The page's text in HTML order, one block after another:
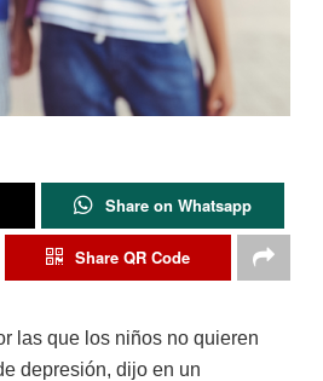
Share on Whatsapp
Share QR Code
las que los niños no quieren
depresión, dijo en un